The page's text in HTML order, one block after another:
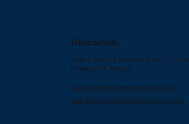
Ubicación
Calle 6 Sur 114, Reforma Sur C.P. 72160
Puebla, PUE. México
gourmet@industriasarra.com
marketing@industriasarra.com